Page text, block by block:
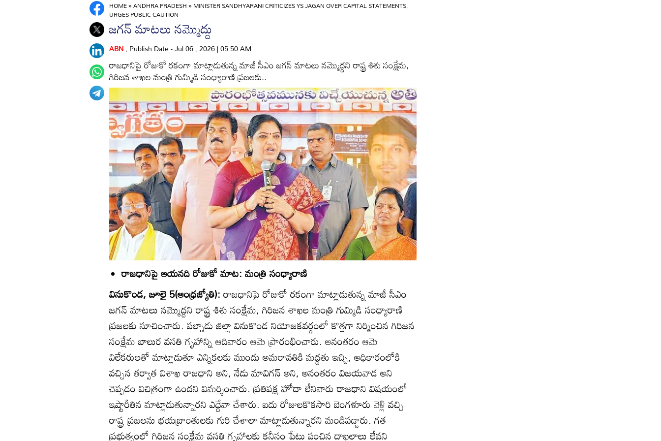
HOME»ANDHRA PRADESH»MINISTER SANDHYARANI CRITICIZES YS JAGAN OVER CAPITAL STATEMENTS,
URGES PUBLIC CAUTION
జగన్‌ మాటలు నమ్మొద్దు
ABN, Publish Date - Jul 06 , 2026 | 05:50 AM
రాజధానిపై రోజుకో రకంగా మాట్లాడుతున్న మాజీ సీఎం జగన్‌ మాటలు నమ్మొద్దని రాష్ట్ర శిశు సంక్షేమ,
గిరిజన శాఖల మంత్రి గుమ్మిడి సంధ్యారాణి ప్రజలకు..
రాజధానిపై ఆయనది రోజుకో మాట: మంత్రి సంధ్యారాణి
వినుకొండ, జూలై 5(ఆంధ్రజ్యోతి):రాజధానిపై రోజుకో రకంగా మాట్లాడుతున్న మాజీ సీఎం
జగన్‌ మాటలు నమ్మొద్దని రాష్ట్ర శిశు సంక్షేమ, గిరిజన శాఖల మంత్రి గుమ్మిడి సంధ్యారాణి
ప్రజలకు సూచించారు. పల్నాడు జిల్లా వినుకొండ నియోజకవర్గంలో కొత్తగా నిర్మించిన గిరిజన
సంక్షేమ బాలుర వసతి గృహాన్ని ఆదివారం ఆమె ప్రారంభించారు. అనంతరం ఆమె
విలేకరులతో మాట్లాడుతూ ఎన్నికలకు ముందు అమరావతికి మద్దతు ఇచ్చి, అధికారంలోకి
వచ్చిన తర్వాత విశాఖ రాజధాని అని, నేడు మావిగన్‌ అని, అనంతరం విజయవాడ అని
చెప్పడం విచిత్రంగా ఉందని విమర్శించారు. ప్రతిపక్ష హోదా లేనివారు రాజధాని విషయంలో
ఇష్టారీతిన మాట్లాడుతున్నారని ఎద్దేవా చేశారు. ఐదు రోజులకొకసారి బెంగళూరు వెళ్లి వచ్చి
రాష్ట్ర ప్రజలను భయబ్రాంతులకు గురి చేశాలా మాట్లాడుతున్నారని మండిపడ్డారు. గత
ప్రభుత్వంలో గిరిజన సంక్షేమ వసతి గృహాలకు కనీసం ప్లేట్లు పంచిన దాఖలాలు లేవని